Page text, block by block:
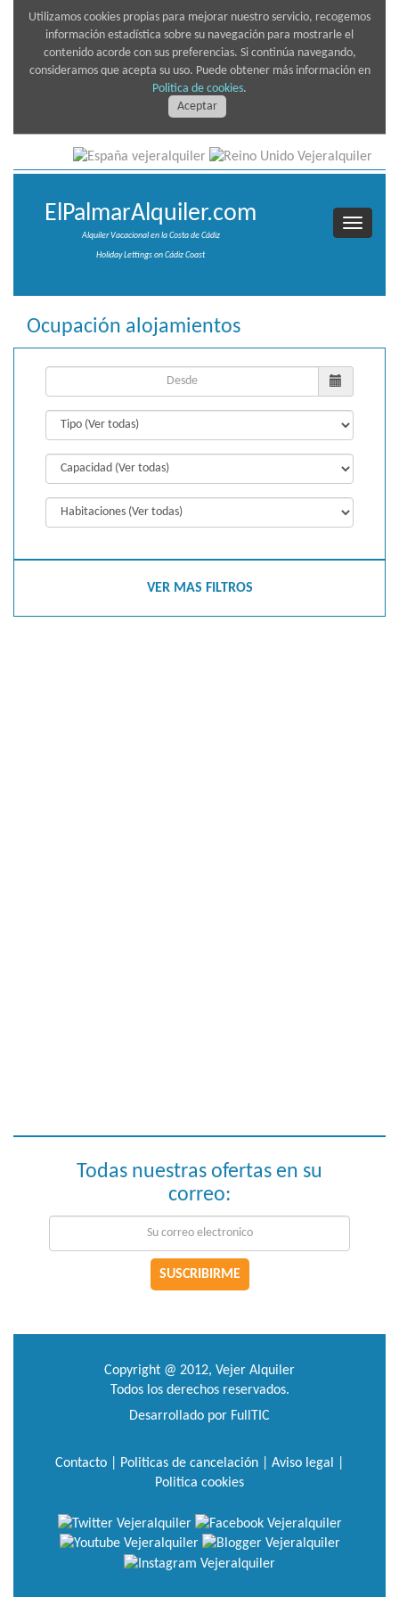
Utilizamos cookies propias para mejorar nuestro servicio, recogemos
información estadística sobre su navegación para mostrarle el
contenido acorde con sus preferencias. Si continúa navegando,
consideramos que acepta su uso. Puede obtener más información en
Politica de cookies.
Aceptar
ElPalmarAlquiler.com
Alquiler Vacacional en la Costa de Cádiz
Holiday Lettings on Cádiz Coast
Ocupación alojamientos
VER MAS FILTROS
Todas nuestras ofertas en su
correo:
SUSCRIBIRME
Copyright @ 2012, Vejer Alquiler
Todos los derechos reservados.
Desarrollado por FullTIC
Contacto Politicas de cancelación |
Aviso legal |
Politica cookies